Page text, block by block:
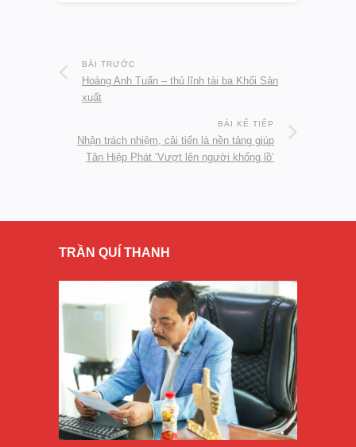
BÀI TRƯỚC
Hoàng Anh Tuấn – thủ lĩnh tài ba Khối Sản
xuất
BÀI KẾ TIẾP
Nhận trách nhiệm, cải tiến là nền tảng giúp
Tân Hiệp Phát ‘Vượt lên người khổng lồ’
TRẦN QUÍ THANH